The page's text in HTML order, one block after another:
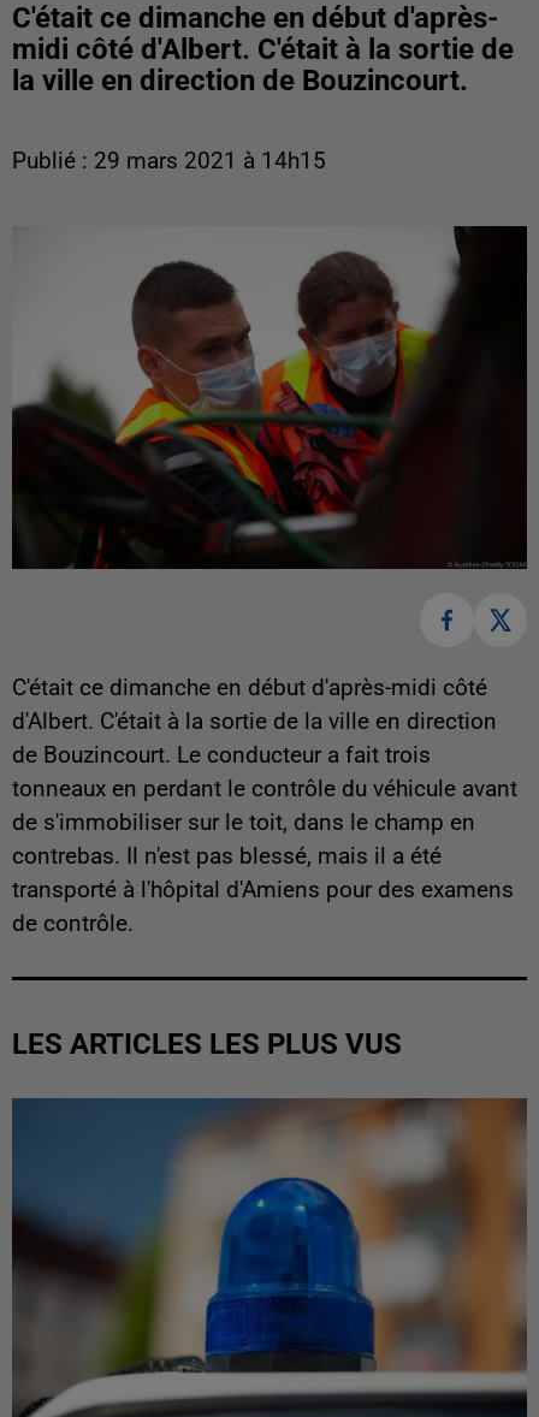
C'était ce dimanche en début d'après-
midi côté d'Albert. C'était à la sortie de
la ville en direction de Bouzincourt.
Publié : 29 mars 2021 à 14h15
C'était ce dimanche en début d'après-midi côté
d'Albert. C'était à la sortie de la ville en direction
de Bouzincourt. Le conducteur a fait trois
tonneaux en perdant le contrôle du véhicule avant
de s'immobiliser sur le toit, dans le champ en
contrebas. Il n'est pas blessé, mais il a été
transporté à l'hôpital d'Amiens pour des examens
de contrôle.
LES ARTICLES LES PLUS VUS